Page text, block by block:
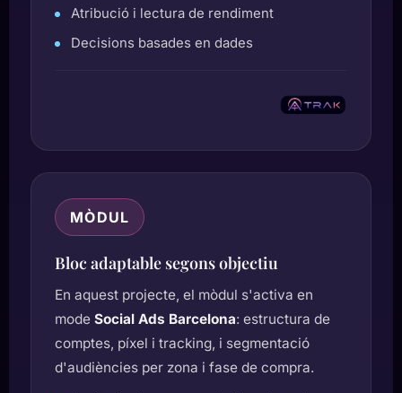
Atribució i lectura de rendiment
Decisions basades en dades
MÒDUL
Bloc adaptable segons objectiu
En aquest projecte, el mòdul s'activa en
mode Social Ads Barcelona: estructura de
comptes, píxel i tracking, i segmentació
d'audiències per zona i fase de compra.